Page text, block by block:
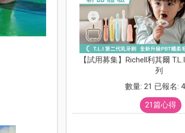
【試用募集】Richell利其爾
列
數量: 21 已報名:
21篇心得